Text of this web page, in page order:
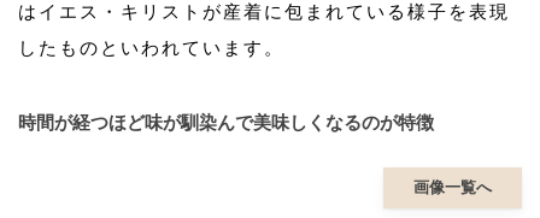
はイエス・キリストが産着に包まれている様子を表現
したものといわれています。
時間が経つほど味が馴染んで美味しくなるのが特徴
画像一覧へ